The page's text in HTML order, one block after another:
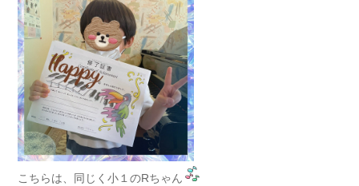
こちらは、同じく小１のRちゃん